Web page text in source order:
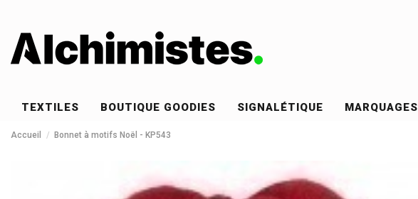
TEXTILES BOUTIQUE GOODIES SIGNALÉTIQUE MARQUAGES
Accueil Bonnet à motifs Noël - KP543